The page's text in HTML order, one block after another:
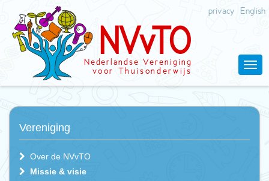
privacy English
NVvTO
Nederlandse Vereniging
voor Thuisonderwijs
Vereniging
Over de NVvTO
Missie & visie